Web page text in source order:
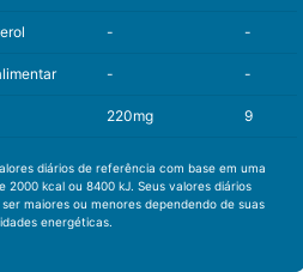
- -
- -
220mg 9
diários de referência com base em uma
2000 kcal ou 8400 kJ. Seus valores diários
maiores ou menores dependendo de suas
energéticas.